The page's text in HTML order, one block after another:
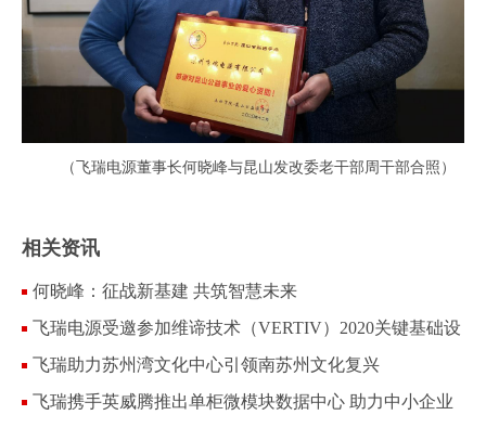
（飞瑞电源董事长何晓峰与昆山发改委老干部周干部合照）
相关资讯
何晓峰：征战新基建 共筑智慧未来
飞瑞电源受邀参加维谛技术（VERTIV）2020关键基础设
施巡展
飞瑞助力苏州湾文化中心引领南苏州文化复兴
飞瑞携手英威腾推出单柜微模块数据中心 助力中小企业